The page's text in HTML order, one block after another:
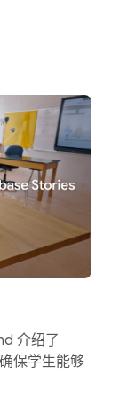
介绍了
保学生能够